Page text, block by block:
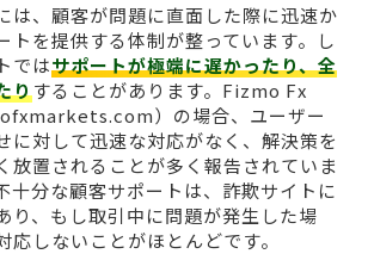
は、顧客が問題に直面した際に迅速か
トを提供する体制が整っています。し
ではサポートが極端に遅かったり、全
りすることがあります。Fizmo Fx
）の場合、ユーザー
に対して迅速な対応がなく、解決策を
放置されることが多く報告されていま
十分な顧客サポートは、詐欺サイトに
り、もし取引中に問題が発生した場
応しないことがほとんどです。